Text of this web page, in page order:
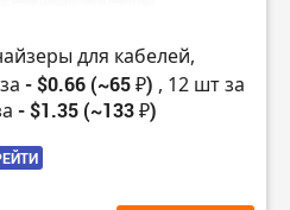
для кабелей,
- $0.66 (~65 ₽) , 12 шт за
- $1.35 (~133 ₽)